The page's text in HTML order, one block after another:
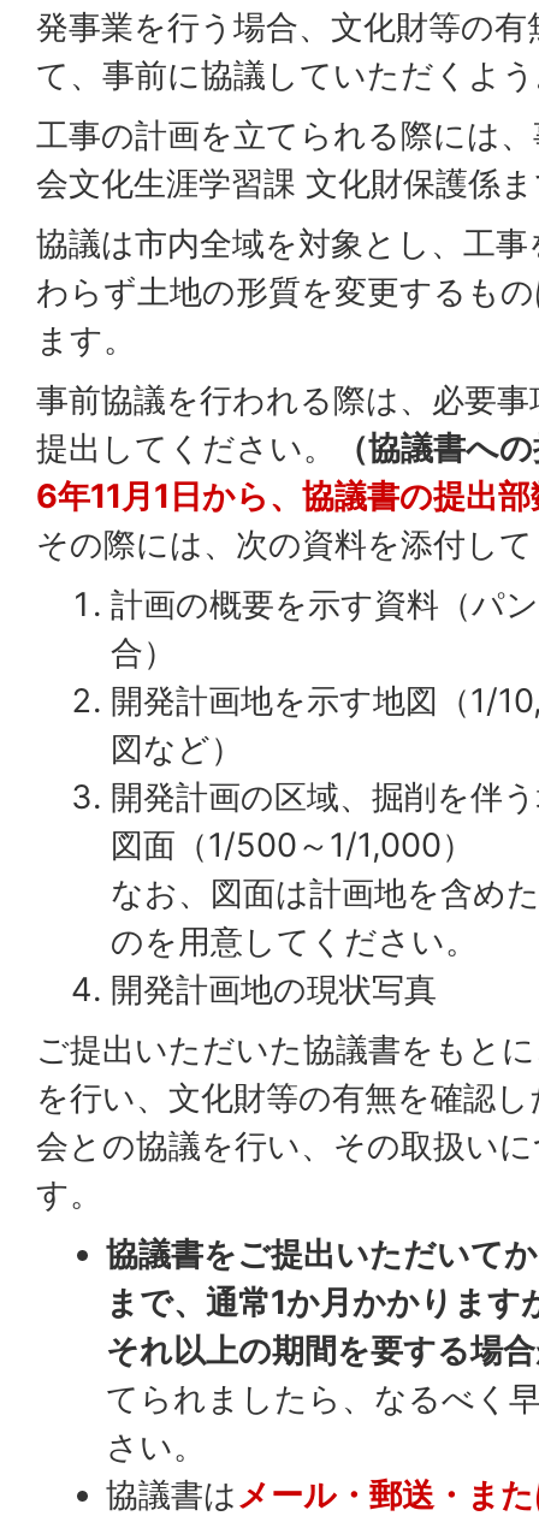
発事業を行う場合、文化財等の
て、事前に協議していただくよ
工事の計画を立てられる際には
会文化生涯学習課 文化財保護係
協議は市内全域を対象とし、工
わらず土地の形質を変更するも
ます。
事前協議を行われる際は、必要
提出してください。
（協議書へ
6年11月1日から、協議書の提出
その際には、次の資料を添付し
計画の概要を示す資料（パ
合）
開発計画地を示す地図（1/
図など）
開発計画の区域、掘削を伴
図面（1/500～1/1,000）
なお、図面は計画地を含め
のを用意してください。
開発計画地の現状写真
ご提出いただいた協議書をもと
を行い、文化財等の有無を確認
会との協議を行い、その取扱い
す。
協議書をご提出いただいて
まで、通常1か月かかります
それ以上の期間を要する場
てられましたら、なるべく
さい。
協議書はメール・郵送・ま